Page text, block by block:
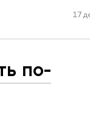
17
по-